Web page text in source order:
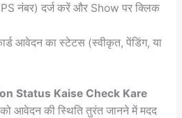
नंबर) दर्ज करें और Show पर क्लिक
आवेदन का स्टेटस (स्वीकृत, पेंडिंग, या
Status Kaise Check Kare
आवेदन की स्थिति तुरंत जानने में मदद